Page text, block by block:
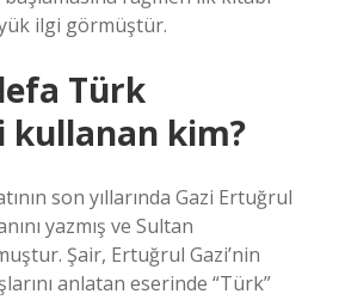
ilgi görmüştür.
Türk
kullanan kim?
son yıllarında Gazi Ertuğrul
yazmış ve Sultan
Şair, Ertuğrul Gazi’nin
anlatan eserinde “Türk”